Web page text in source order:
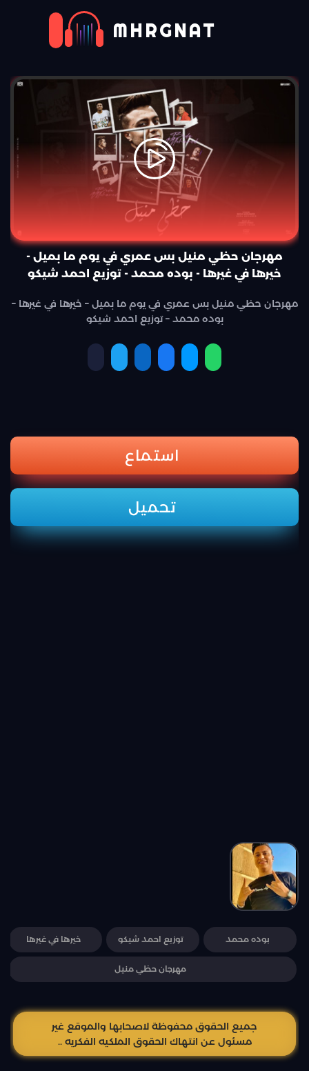
MHRGNAT
مهرجان حظي منيل بس عمري في يوم ما بميل -
خيرها في غيرها - بوده محمد - توزيع احمد شيكو
مهرجان حظي منيل بس عمري في يوم ما بميل – خيرها في غيرها –
بوده محمد – توزيع احمد شيكو
استماع
تحميل
بوده محمد توزيع احمد شيكو خيرها في غيرها
مهرجان حظي منيل
جميع الحقوق محفوظة لاصحابها والموقع غير
مسئول عن انتهاك الحقوق الملكيه الفكريه ..